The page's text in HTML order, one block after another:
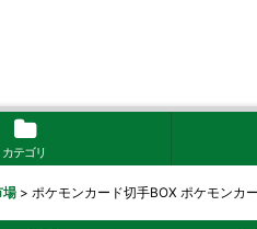
カテゴリ
場 > ポケモンカード切手BOX ポケモンカ